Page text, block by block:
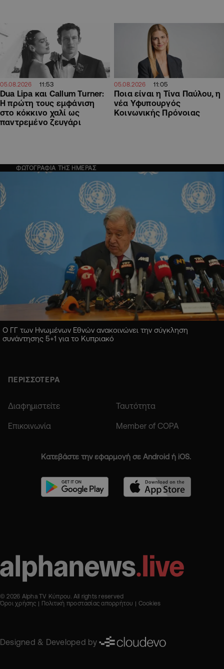
05.08.2026 11:53
Dua Lipa και Callum Turner:
Η πρώτη τους εμφάνιση
στο κόκκινο χαλί ως
παντρεμένο ζευγάρι
05.08.2026 11:05
Ποια είναι η Τίνα Παύλου, η
νέα Υφυπουργός
Κοινωνικής Πρόνοιας
ΦΩΤΟΓΡΑΦΙΑ ΤΗΣ ΗΜΕΡΑΣ
Ο ΓΓ των Ηνωμένων Εθνών ανακοινώνει την σύγκληση
συνάντησης 5+1 για το Κυπριακό
ΠΕΡΙΣΣΟΤΕΡΑ
Διαφημιστείτε Ταυτότητα
Επικοινωνία Member of COPA
Κατεβάστε την εφαρμογή σε Android ή iOS.
© 2026 Alpha TV Κύπρου. All rights reserved
Όροι χρήσης
Πολιτική προστασίας απορρήτου Cookies
Designed & Developed by